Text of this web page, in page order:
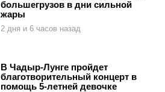
большегрузов в дни сильной
жары
2 дня и 6 часов назад
В Чадыр-Лунге пройдет
благотворительный концерт в
помощь 5-летней девочке